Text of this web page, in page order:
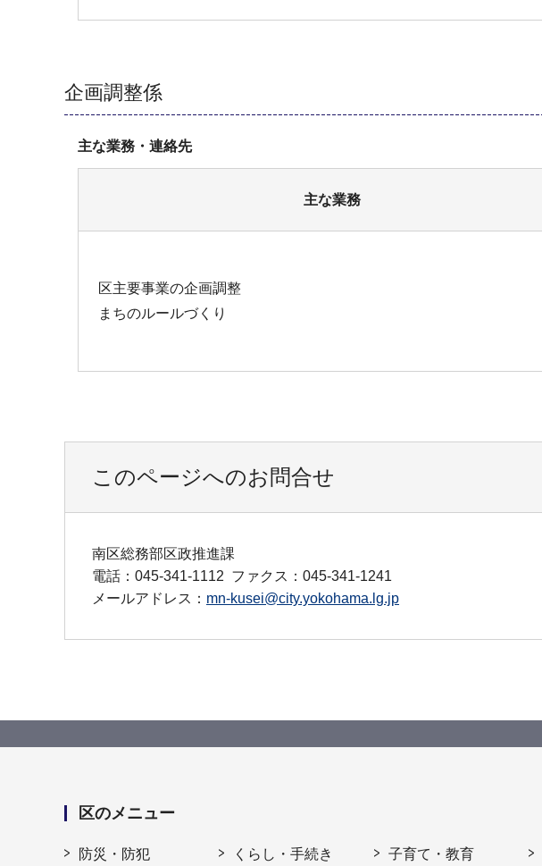
企画調整係
主な業務・連絡先
主な業務
区主要事業の企画調整
まちのルールづくり
このページへのお問合せ
南区総務部区政推進課
電話：045-341-1112 ファクス：045-341-1241
メールアドレス： mn-kusei@city.yokohama.lg.jp
区のメニュー
防災・防犯 くらし・手続き 子育て・教育